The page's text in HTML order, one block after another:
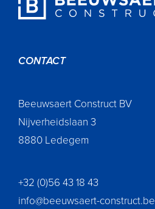
CONTACT
Beeuwsaert Construct BV
Nijverheidslaan 3
8880 Ledegem
+32 (0)56 43 18 43
info@beeuwsaert-construct.be